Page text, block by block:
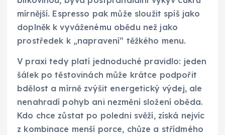
mírnější. Espresso pak může sloužit spíš jako
doplněk k vyváženému obědu než jako
prostředek k „napravení“ těžkého menu.
V praxi tedy platí jednoduché pravidlo: jeden
šálek po těstovinách může krátce podpořit
bdělost a mírně zvýšit energetický výdej, ale
nenahradí pohyb ani nezmění složení oběda.
Kdo chce zůstat po poledni svěží, získá nejvíc
z kombinace menší porce, chůze a střídmého